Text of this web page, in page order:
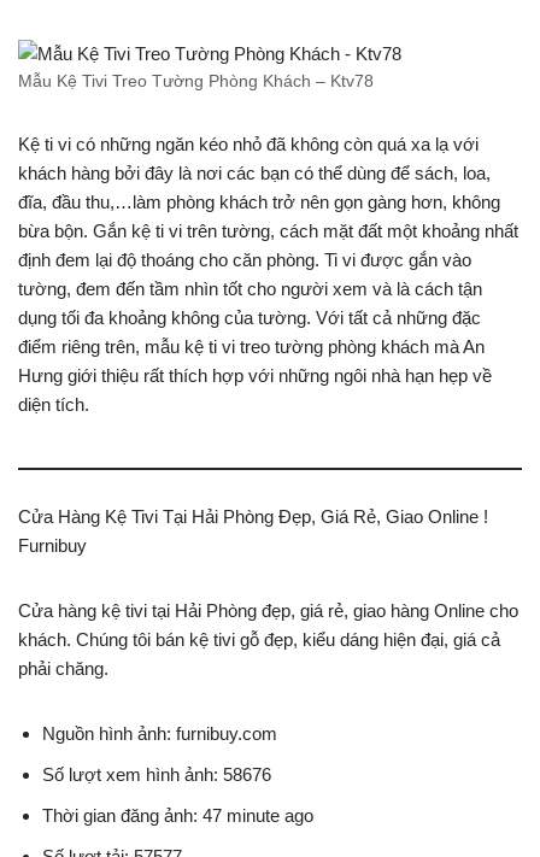
Mẫu Kệ Tivi Treo Tường Phòng Khách – Ktv78
Kệ ti vi có những ngăn kéo nhỏ đã không còn quá xa lạ với
khách hàng bởi đây là nơi các bạn có thể dùng để sách, loa,
đĩa, đầu thu,…làm phòng khách trở nên gọn gàng hơn, không
bừa bộn. Gắn kệ ti vi trên tường, cách mặt đất một khoảng nhất
định đem lại độ thoáng cho căn phòng. Ti vi được gắn vào
tường, đem đến tầm nhìn tốt cho người xem và là cách tận
dụng tối đa khoảng không của tường. Với tất cả những đặc
điểm riêng trên, mẫu kệ ti vi treo tường phòng khách mà An
Hưng giới thiệu rất thích hợp với những ngôi nhà hạn hẹp về
diện tích.
Cửa Hàng Kệ Tivi Tại Hải Phòng Đẹp, Giá Rẻ, Giao Online !
Furnibuy
Cửa hàng kệ tivi tại Hải Phòng đẹp, giá rẻ, giao hàng Online cho
khách. Chúng tôi bán kệ tivi gỗ đẹp, kiểu dáng hiện đại, giá cả
phải chăng.
Nguồn hình ảnh: furnibuy.com
Số lượt xem hình ảnh: 58676
Thời gian đăng ảnh: 47 minute ago